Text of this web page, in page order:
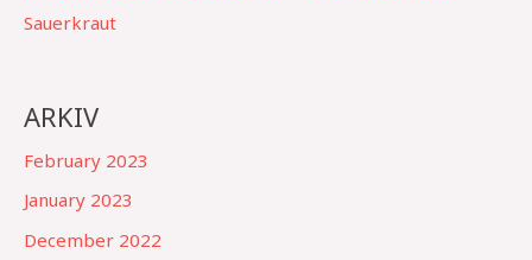
Sauerkraut
ARKIV
February 2023
January 2023
December 2022